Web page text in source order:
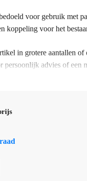
voor gebruik met
koppeling voor het
in grotere aantallen of
persoonlijk advies of een
Winglet